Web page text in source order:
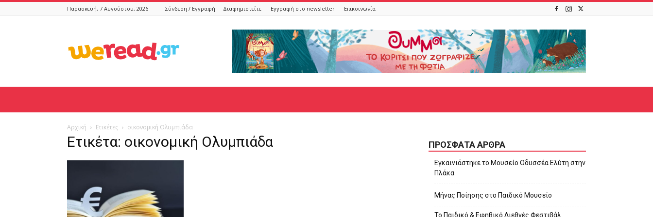
Παρασκευή, 7 Αυγούστου, 2026 Σύνδεση / Εγγραφή Διαφημιστείτε Εγγραφή στο newsletter Επικοινωνία
Αρχική Ετικέτες οικονομική Ολυμπιάδα
Ετικέτα: οικονομική Ολυμπιάδα ΠΡΌΣΦΑΤΑ ΆΡΘΡΑ
Εγκαινιάστηκε το Μουσείο Οδυσσέα Ελύτη στην
Πλάκα
Μήνας Ποίησης στο Παιδικό Μουσείο
Το Παιδικό & Εφηβικό Διεθνές Φεστιβάλ